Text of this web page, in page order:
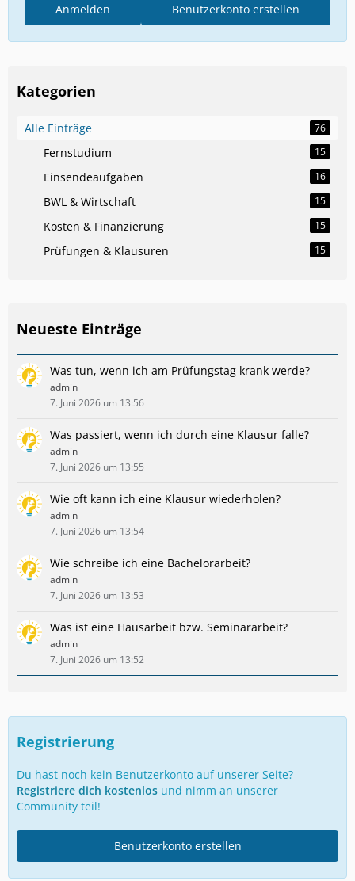
Benutzerkonto erstellen
Anmelden
Kategorien
Alle Einträge 76
Fernstudium 15
Einsendeaufgaben 16
BWL & Wirtschaft 15
Kosten & Finanzierung 15
Prüfungen & Klausuren 15
Neueste Einträge
Was tun, wenn ich am Prüfungstag krank werde?
admin
7. Juni 2026 um 13:56
Was passiert, wenn ich durch eine Klausur falle?
admin
7. Juni 2026 um 13:55
Wie oft kann ich eine Klausur wiederholen?
admin
7. Juni 2026 um 13:54
Wie schreibe ich eine Bachelorarbeit?
admin
7. Juni 2026 um 13:53
Was ist eine Hausarbeit bzw. Seminararbeit?
admin
7. Juni 2026 um 13:52
Registrierung
Du hast noch kein Benutzerkonto auf unserer Seite?
Registriere dich kostenlos und nimm an unserer
Community teil!
Benutzerkonto erstellen